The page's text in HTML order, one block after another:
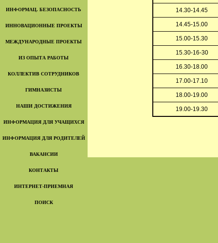
14.30-14.45
14.45-15.00
15.00-15.30
15.30-16-30
16.30-18.00
17.00-17.10
18.00-19.00
19.00-19.30
ИНФОРМАЦ. БЕЗОПАСНОСТЬ
ИННОВАЦИОННЫЕ ПРОЕКТЫ
МЕЖДУНАРОДНЫЕ ПРОЕКТЫ
ИЗ ОПЫТА РАБОТЫ
КОЛЛЕКТИВ СОТРУДНИКОВ
ГИМНАЗИСТЫ
НАШИ ДОСТИЖЕНИЯ
ИНФОРМАЦИЯ ДЛЯ УЧАЩИХСЯ
ИНФОРМАЦИЯ ДЛЯ РОДИТЕЛЕЙ
ВАКАНСИИ
КОНТАКТЫ
ИНТЕРНЕТ-ПРИЕМНАЯ
ПОИСК